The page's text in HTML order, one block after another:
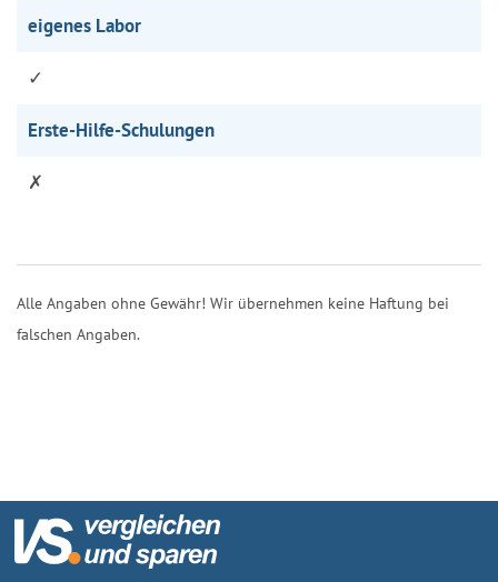
eigenes Labor
✓
Erste-Hilfe-Schulungen
✗
Alle Angaben ohne Gewähr! Wir übernehmen keine Haftung bei
falschen Angaben.